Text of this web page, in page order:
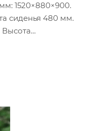
1520×880×900.
сиденья 480 мм.